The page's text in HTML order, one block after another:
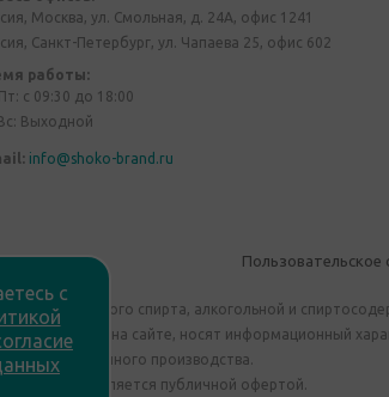
Москва, ул. Смольная, д. 24А, офис 1241
Санкт-Петербург, ул. Чапаева 25, офис 602
работы:
с 09:30 до 18:00
Выходной
info@shoko-brand.ru
Пользовательское
этилового спирта, алкогольной и
на сайте, носят информационный
собственного производства.
сайте не является публичной офертой.
с